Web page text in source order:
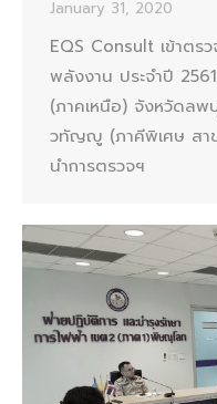
January 31, 2020
EQS Consult เข้าตร
พลังงาน ประจำปี
(ภาคเหนือ) จังหวัดล
วทัญญู (ภาคีพิเศษ สาข
นำการตรวจฯ